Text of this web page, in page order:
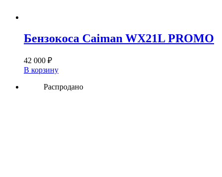
Бензокоса Caiman WX21L PROMO
42 000 ₽
В корзину
Распродано